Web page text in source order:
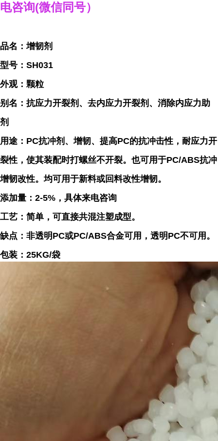
电咨询(微信同号）
品名：增韧剂
型号：SH031
外观：颗粒
别名：抗应力开裂剂、去内应力开裂剂、消除内应力助
剂
用途：PC抗冲剂、增韧、提高PC的抗冲击性，耐应力开
裂性，使其装配时打螺丝不开裂。也可用于PC/ABS抗冲
增韧改性。均可用于新料或回料改性增韧。
添加量：2-5%，具体来电咨询
工艺：简单，可直接共混注塑成型。
缺点：非透明PC或PC/ABS合金可用，透明PC不可用。
包装：25KG/袋